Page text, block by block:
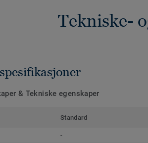
Tekniske-
& Tekniske egenskaper
Standard
-